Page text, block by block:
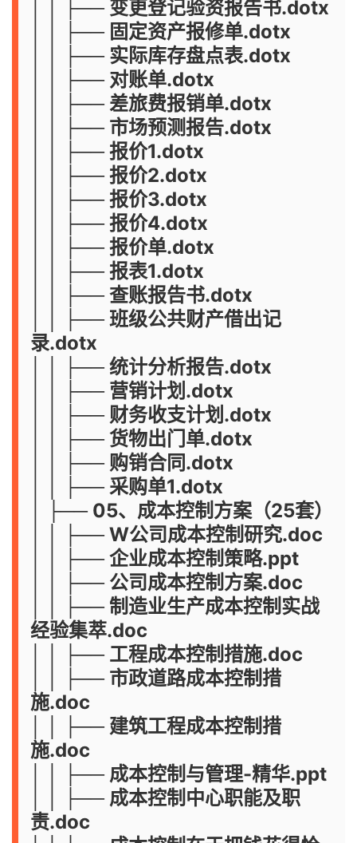
│ │ ├── 变更登记验资报告书.dotx
│ │ ├── 固定资产报修单.dotx
│ │ ├── 实际库存盘点表.dotx
│ │ ├── 对账单.dotx
│ │ ├── 差旅费报销单.dotx
│ │ ├── 市场预测报告.dotx
│ │ ├── 报价1.dotx
│ │ ├── 报价2.dotx
│ │ ├── 报价3.dotx
│ │ ├── 报价4.dotx
│ │ ├── 报价单.dotx
│ │ ├── 报表1.dotx
│ │ ├── 查账报告书.dotx
│ │ ├── 班级公共财产借出记
录.dotx
│ │ ├── 统计分析报告.dotx
│ │ ├── 营销计划.dotx
│ │ ├── 财务收支计划.dotx
│ │ ├── 货物出门单.dotx
│ │ ├── 购销合同.dotx
│ │ ├── 采购单1.dotx
│ ├── 05、成本控制方案（25套）
│ │ ├── W公司成本控制研究.doc
│ │ ├── 企业成本控制策略.ppt
│ │ ├── 公司成本控制方案.doc
│ │ ├── 制造业生产成本控制实战
经验集萃.doc
│ │ ├── 工程成本控制措施.doc
│ │ ├── 市政道路成本控制措
施.doc
│ │ ├── 建筑工程成本控制措
施.doc
│ │ ├── 成本控制与管理-精华.ppt
│ │ ├── 成本控制中心职能及职
责.doc